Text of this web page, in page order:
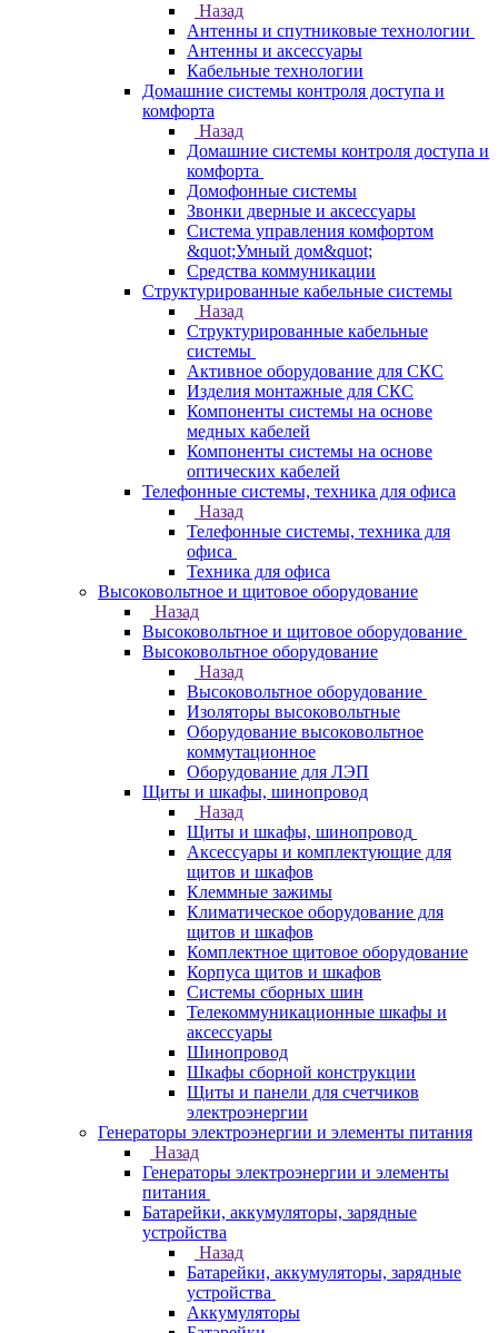
Назад
Антенны и спутниковые технологии
Антенны и аксессуары
Кабельные технологии
Домашние системы контроля доступа и
комфорта
Назад
Домашние системы контроля доступа и
комфорта
Домофонные системы
Звонки дверные и аксессуары
Система управления комфортом
&quot;Умный дом&quot;
Средства коммуникации
Структурированные кабельные системы
Назад
Структурированные кабельные
системы
Активное оборудование для СКС
Изделия монтажные для СКС
Компоненты системы на основе
медных кабелей
Компоненты системы на основе
оптических кабелей
Телефонные системы, техника для офиса
Назад
Телефонные системы, техника для
офиса
Техника для офиса
Высоковольтное и щитовое оборудование
Назад
Высоковольтное и щитовое оборудование
Высоковольтное оборудование
Назад
Высоковольтное оборудование
Изоляторы высоковольтные
Оборудование высоковольтное
коммутационное
Оборудование для ЛЭП
Щиты и шкафы, шинопровод
Назад
Щиты и шкафы, шинопровод
Аксессуары и комплектующие для
щитов и шкафов
Клеммные зажимы
Климатическое оборудование для
щитов и шкафов
Комплектное щитовое оборудование
Корпуса щитов и шкафов
Системы сборных шин
Телекоммуникационные шкафы и
аксессуары
Шинопровод
Шкафы сборной конструкции
Щиты и панели для счетчиков
электроэнергии
Генераторы электроэнергии и элементы питания
Назад
Генераторы электроэнергии и элементы
питания
Батарейки, аккумуляторы, зарядные
устройства
Назад
Батарейки, аккумуляторы, зарядные
устройства
Аккумуляторы